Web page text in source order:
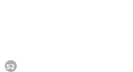
52